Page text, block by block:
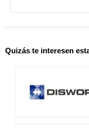
Quizás te interesen